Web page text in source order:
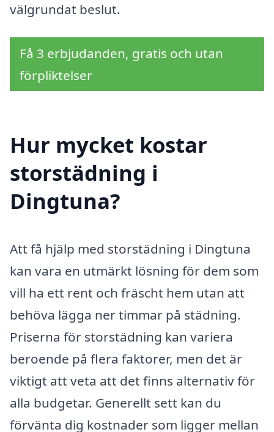
välgrundat beslut.
Få 3 erbjudanden, gratis och utan
förpliktelser
Hur mycket kostar
storstädning i
Dingtuna?
Att få hjälp med storstädning i Dingtuna
kan vara en utmärkt lösning för dem som
vill ha ett rent och fräscht hem utan att
behöva lägga ner timmar på städning.
Priserna för storstädning kan variera
beroende på flera faktorer, men det är
viktigt att veta att det finns alternativ för
alla budgetar. Generellt sett kan du
förvänta dig kostnader som ligger mellan